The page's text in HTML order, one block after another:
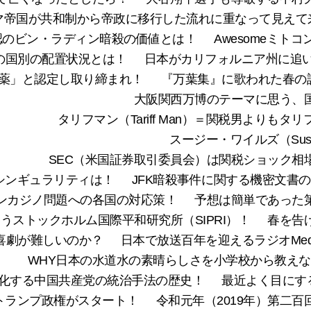
国が共和制から帝政に移行した流れに重なって見えて
ビン・ラディン暗殺の価値とは！
Awesomeミトコ
別の配置状況とは！
日本がカリフォルニア州に追
」と認定し取り締まれ！
『万葉集』に歌われた春
大阪関西万博のテーマに思う、
タリフマン（Tariff Man）＝関税男よりもタ
スージー・ワイルズ（
SEC（米国証券取引委員会）は関税ショック
ギュラリティは！
JFK暗殺事件に関する機密文書
カジノ問題への各国の対応策！
予想は簡単であった
ストックホルム国際平和研究所（SIPRI）！
春を告
が難しいのか？
日本で放送百年を迎えるラジオ
WHY日本の水道水の素晴らしさを小学校から教え
する中国共産党の統治手法の歴史！
最近よく目にす
ンプ政権がスタート！
令和元年（2019年）第二百